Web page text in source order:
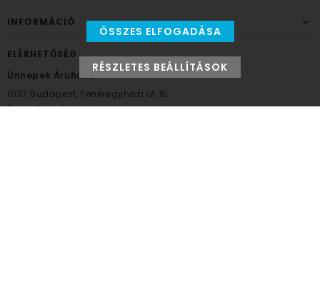
INFORMÁCIÓ
ELÉRHETŐSÉG
Ünnepek Áruháza
1037 Budapest, Fehéregyházi út 15.
Személyes átvételi pont
ÖSSZES ELFOGADÁSA
RÉSZLETES BEÁLLÍTÁSOK